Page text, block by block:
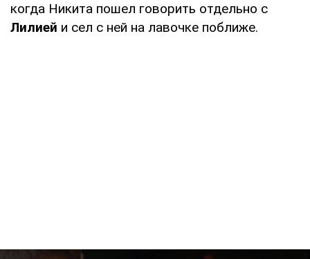
когда Никита пошел говорить отдельно с
Лилией и сел с ней на лавочке поближе.